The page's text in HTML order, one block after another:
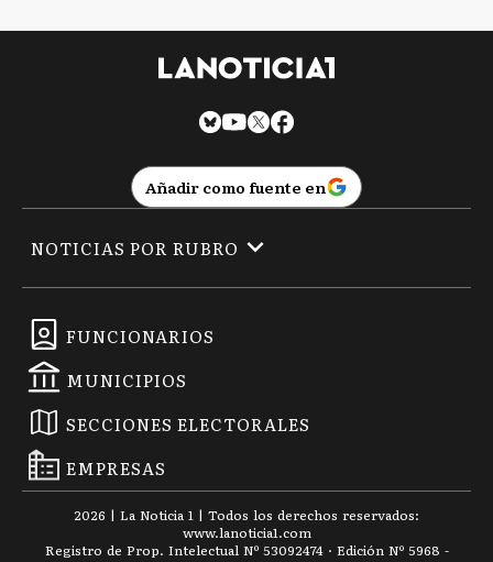
Añadir como fuente en
FUNCIONARIOS
MUNICIPIOS
SECCIONES ELECTORALES
EMPRESAS
NOTICIAS POR RUBRO
2026 | La Noticia 1 | Todos los derechos reservados:
www.lanoticia1.com
Registro de Prop. Intelectual Nº 53092474 · Edición Nº 5968 -